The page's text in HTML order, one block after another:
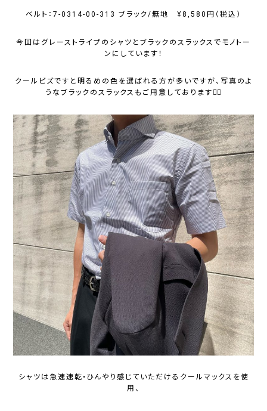
ベルト：7-0314-00-313 ブラック/無地 ¥8,580円（税込）
今回はグレーストライプのシャツとブラックのスラックスでモノトー
ンにしています！
クールビズですと明るめの色を選ばれる方が多いですが、写真のよ
うなブラックのスラックスもご用意しております🙆‍♂️
シャツは急速速乾•ひんやり感じていただけるクールマックスを使
用、